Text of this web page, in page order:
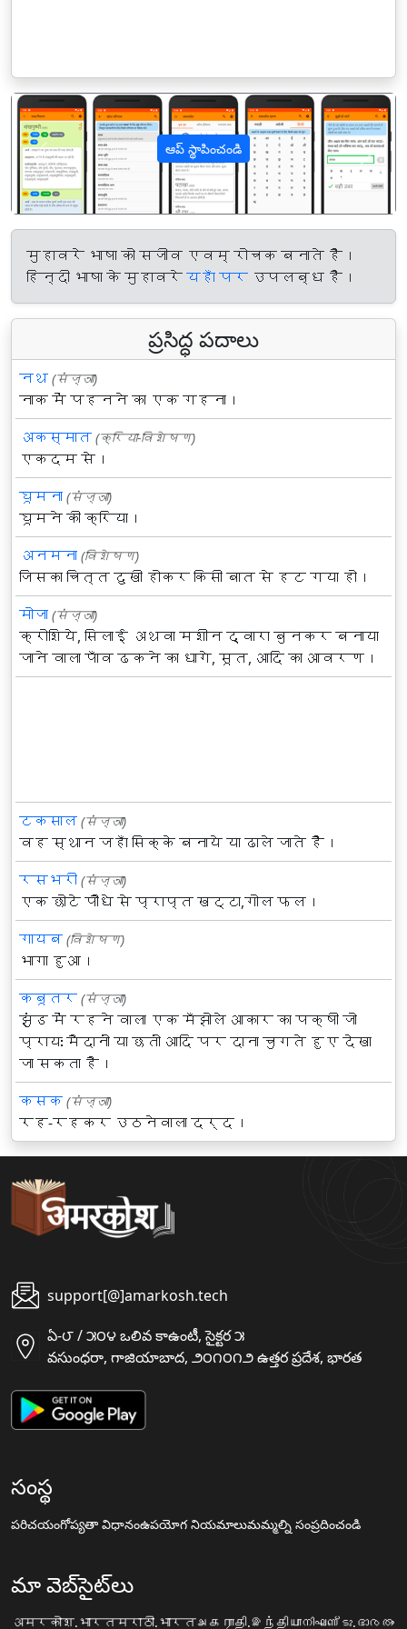
ఆప్ స్థాపించండి
पिछला
मुहावरे भाषा को सजीव एवम् रोचक बनाते हैं।
हिन्दी भाषा के मुहावरेयहाँ पर उपलब्ध हैं।
ప్రసిద్ధ పదాలు
नथ (संज्ञा)
नाक में पहनने का एक गहना।
अकस्मात (क्रिया-विशेषण)
एकदम से।
घूमना (संज्ञा)
घूमने की क्रिया।
अनमना (विशेषण)
जिसका चित्त दुखी होकर किसी बात से हट गया हो।
मोजा (संज्ञा)
क्रोशिये, सिलाई अथवा मशीन द्वारा बुनकर बनाया
जाने वाला पाँव ढकने का धागे, सूत, आदि का आवरण।
टकसाल (संज्ञा)
वह स्थान जहाँ सिक्के बनाये या ढाले जाते हैं।
रसभरी (संज्ञा)
एक छोटे पौधे से प्राप्त खट्टा,गोल फल।
गायब (विशेषण)
भागा हुआ।
कबूतर (संज्ञा)
झुंड में रहने वाला एक मँझोले आकार का पक्षी जो
प्रायः मैदानों या छतों आदि पर दाना चुगते हुए देखा
जा सकता है।
कसक (संज्ञा)
रह-रहकर उठनेवाला दर्द।
support[@]amarkosh.tech
ఏ-౮ / ౫౦౪ ఒలివ కాఉంటీ, సైక్టర ౫
వసుంధరా, గాజియాబాద, ౨౦౧౦౧౨ ఉత్తర ప్రదేశ, భారత
సంస్థ
పరిచయంగోప్యతా విధానంఉపయోగ నియమాలుమమ్మల్ని సంప్రదించండి
మా వెబ్‌సైట్‌లు
अमरकोश.भारतमराठी.भारतஅகராதி.இந்தியாനിഘണ്ടു.ഭാരതം